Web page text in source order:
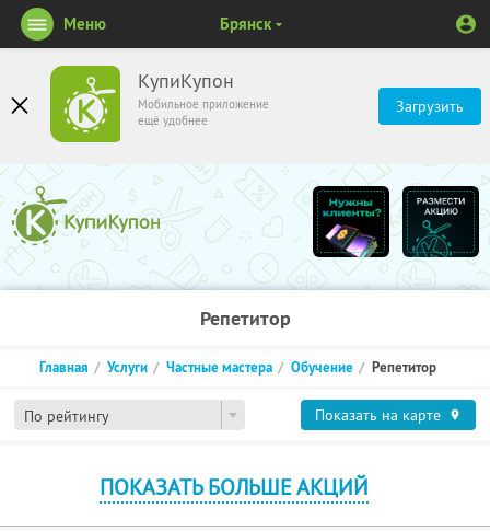
КупиКупон
Мобильное приложение
ещё удобнее
Загрузить
Меню Брянск
Репетитор
По рейтингу
Главная Услуги Частные мастера Обучение Репетитор
Показать на карте
ПОКАЗАТЬ БОЛЬШЕ АКЦИЙ